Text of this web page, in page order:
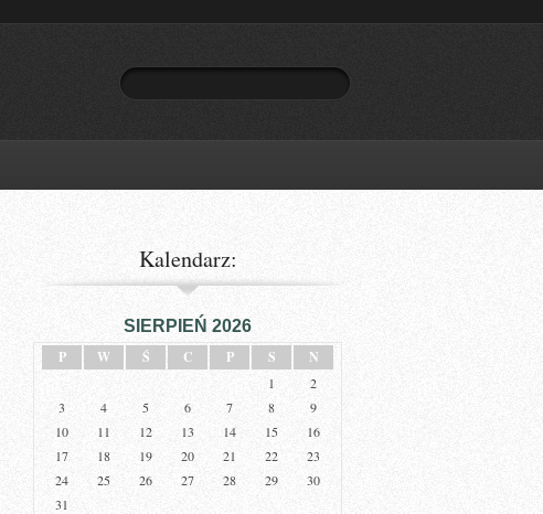
Kalendarz:
SIERPIEŃ 2026
P
W Ś C P S N
1
2
3
4 5 6 7 8
9
10
11 12 13 14 15
16
17
18 19 20 21 22
23
24
25 26 27 28 29
30
31